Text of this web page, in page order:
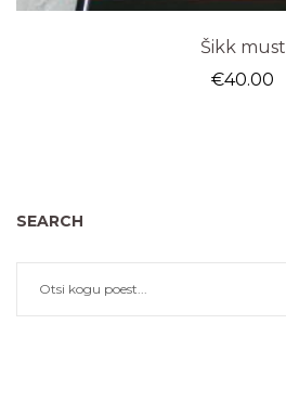
Šikk must
€40.00
SEARCH